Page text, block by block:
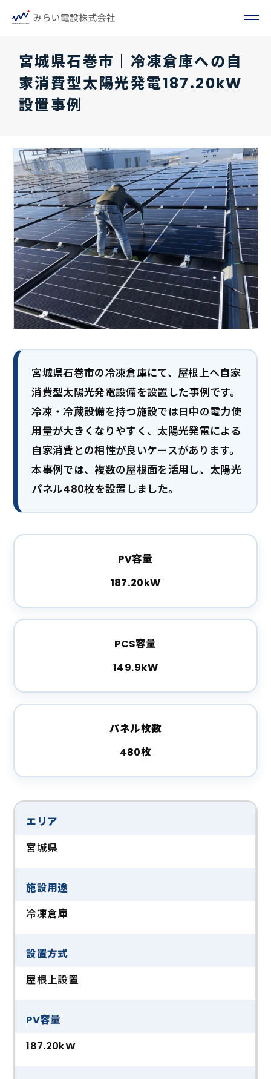
宮城県石巻市｜冷凍倉庫への自
家消費型太陽光発電187.20kW
設置事例
宮城県石巻市の冷凍倉庫にて、屋根上へ自家
消費型太陽光発電設備を設置した事例です。
冷凍・冷蔵設備を持つ施設では日中の電力使
用量が大きくなりやすく、太陽光発電による
自家消費との相性が良いケースがあります。
本事例では、複数の屋根面を活用し、太陽光
パネル480枚を設置しました。
PV容量
187.20kW
PCS容量
149.9kW
パネル枚数
480枚
エリア
宮城県
施設用途
冷凍倉庫
設置方式
屋根上設置
PV容量
187.20kW